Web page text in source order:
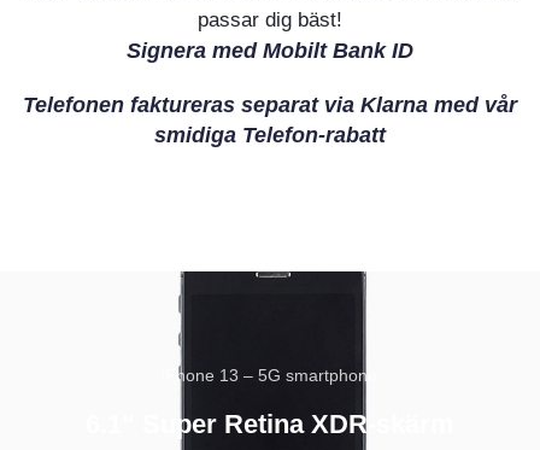
passar dig bäst!
Signera med Mobilt Bank ID
Telefonen faktureras separat via Klarna med vår
smidiga Telefon-rabatt
iPhone 13 – 5G smartphone
6.1“ Super Retina XDR-skärm